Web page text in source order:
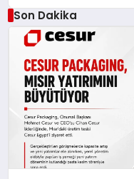
Son Dakika